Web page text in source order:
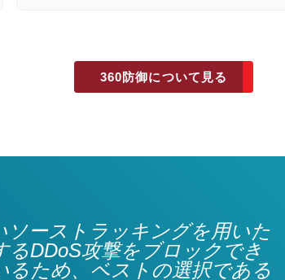
360防御について見る
ーストラッキングを用いた
DDoS攻撃をブロックでき
ため、ベストの選択である